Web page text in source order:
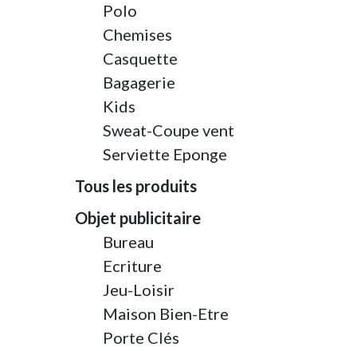
Polo
Chemises
Casquette
Bagagerie
Kids
Sweat-Coupe vent
Serviette Eponge
Tous les produits
Objet publicitaire
Bureau
Ecriture
Jeu-Loisir
Maison Bien-Etre
Porte Clés